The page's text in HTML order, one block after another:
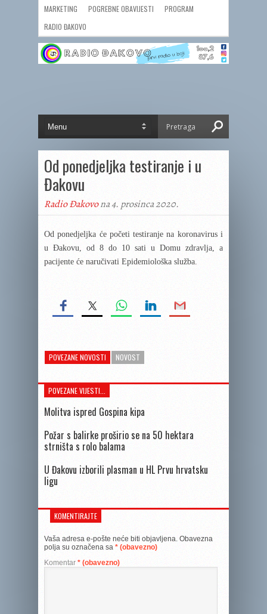
MARKETING POGREBNE OBAVIJESTI
PROGRAM
RADIO ĐAKOVO
Od ponedjeljka testiranje i u
Đakovu
Radio Đakovona 4. prosinca 2020.
Od ponedjeljka će početi testiranje na koronavirus i
u Đakovu, od 8 do 10 sati u Domu zdravlja, a
pacijente će naručivati Epidemiološka služba.
POVEZANE NOVOSTI NOVOST
POVEZANE VIJESTI...
Molitva ispred Gospina kipa
Požar s balirke proširio se na 50 hektara
strništa s rolo balama
U Đakovu izborili plasman u HL Prvu hrvatsku
ligu
KOMENTIRAJTE
Vaša adresa e-pošte neće biti objavljena. Obavezna
polja su označena sa * (obavezno)
Komentar * (obavezno)